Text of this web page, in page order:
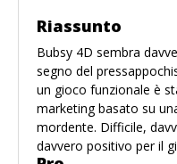
Riassunto
Bubsy 4D sembra
segno del
un gioco funzionale è
marketing basato su
mordente. Difficile,
davvero positivo per il